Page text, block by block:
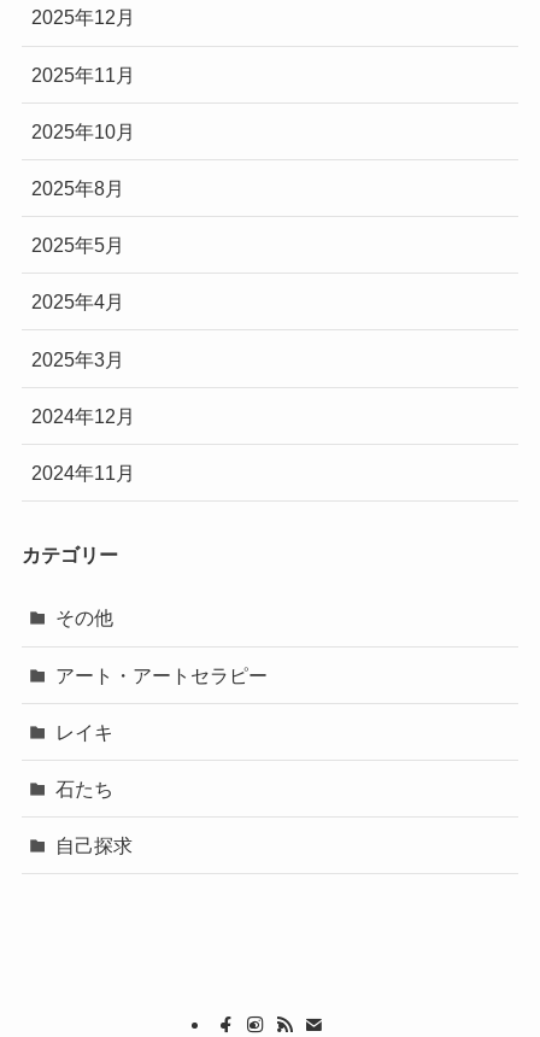
2025年12月
2025年11月
2025年10月
2025年8月
2025年5月
2025年4月
2025年3月
2024年12月
2024年11月
カテゴリー
その他
アート・アートセラピー
レイキ
石たち
自己探求